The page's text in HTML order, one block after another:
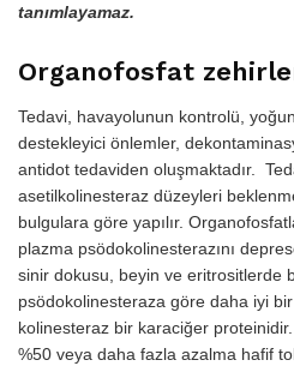
tanımlayamaz.
Organofosfat
Tedavi, havayolunun kontrolü,
destekleyici önlemler,
anti­dot tedaviden oluşmaktadır.
asetilkolinesteraz düzeyleri
bulgulara göre yapılır.
plazma psödokolinesterazını
sinir dokusu, beyin ve eritrositlerde
psödokolinesteraza göre daha iyi
kolinesteraz bir karaciğer
%50 veya daha fazla azalma hafif